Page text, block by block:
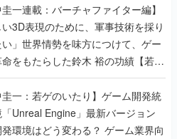
圭一連載：バーチャファイター編】
い3D表現のために、軍事技術を採り
い」世界情勢を味方につけて、ゲー
をもたらした鈴木 裕の功績【若ゲ
】
圭一：若ゲのいたり】ゲーム開発統
Unreal Engine」最新バージョン
環境はどう変わる？ ゲーム業界向